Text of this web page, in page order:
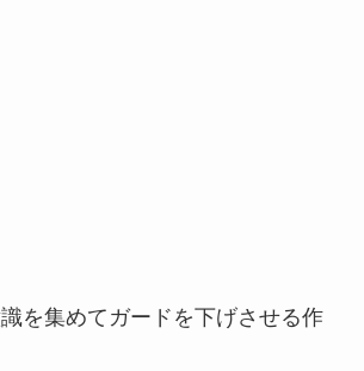
を集めてガードを下げさせる作